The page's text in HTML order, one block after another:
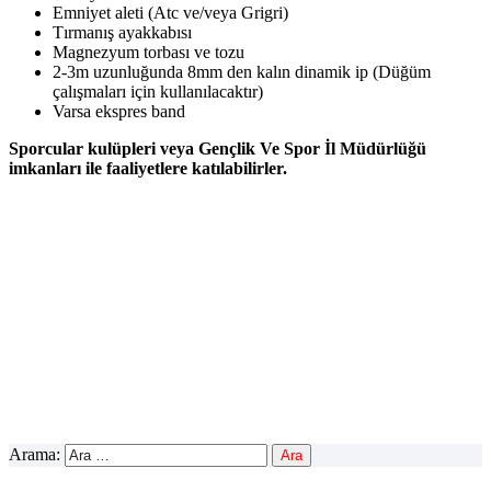
Emniyet aleti (Atc ve/veya Grigri)
Tırmanış ayakkabısı
Magnezyum torbası ve tozu
2-3m uzunluğunda 8mm den kalın dinamik ip (Düğüm
çalışmaları için kullanılacaktır)
Varsa ekspres band
Sporcular kulüpleri veya Gençlik Ve Spor İl Müdürlüğü
imkanları ile faaliyetlere katılabilirler.
Copy
Arama: